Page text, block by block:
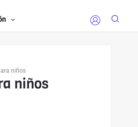
niños
niños